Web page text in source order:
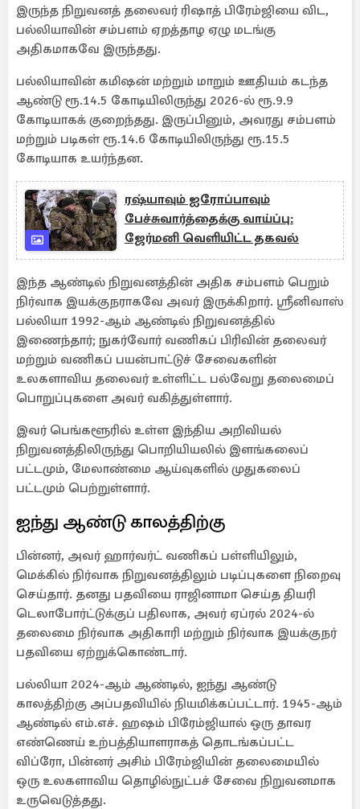
இருந்த நிறுவனத் தலைவர் ரிஷாத் பிரேம்ஜியை விட,
பல்லியாவின் சம்பளம் ஏறத்தாழ ஏழு மடங்கு
அதிகமாகவே இருந்தது.
பல்லியாவின் கமிஷன் மற்றும் மாறும் ஊதியம் கடந்த
ஆண்டு ரூ.14.5 கோடியிலிருந்து 2026-ல் ரூ.9.9
கோடியாகக் குறைந்தது. இருப்பினும், அவரது சம்பளம்
மற்றும் படிகள் ரூ.14.6 கோடியிலிருந்து ரூ.15.5
கோடியாக உயர்ந்தன.
ரஷ்யாவும் ஐரோப்பாவும்
பேச்சுவார்த்தைக்கு வாய்ப்பு:
ஜேர்மனி வெளியிட்ட தகவல்
இந்த ஆண்டில் நிறுவனத்தின் அதிக சம்பளம் பெறும்
நிர்வாக இயக்குநராகவே அவர் இருக்கிறார். ஸ்ரீனிவாஸ்
பல்லியா 1992-ஆம் ஆண்டில் நிறுவனத்தில்
இணைந்தார்; நுகர்வோர் வணிகப் பிரிவின் தலைவர்
மற்றும் வணிகப் பயன்பாட்டுச் சேவைகளின்
உலகளாவிய தலைவர் உள்ளிட்ட பல்வேறு தலைமைப்
பொறுப்புகளை அவர் வகித்துள்ளார்.
இவர் பெங்களூரில் உள்ள இந்திய அறிவியல்
நிறுவனத்திலிருந்து பொறியியலில் இளங்கலைப்
பட்டமும், மேலாண்மை ஆய்வுகளில் முதுகலைப்
பட்டமும் பெற்றுள்ளார்.
ஐந்து ஆண்டு காலத்திற்கு
பின்னர், அவர் ஹார்வர்ட் வணிகப் பள்ளியிலும்,
மெக்கில் நிர்வாக நிறுவனத்திலும் படிப்புகளை நிறைவு
செய்தார். தனது பதவியை ராஜினாமா செய்த தியரி
டெலாபோர்ட்டுக்குப் பதிலாக, அவர் ஏப்ரல் 2024-ல்
தலைமை நிர்வாக அதிகாரி மற்றும் நிர்வாக இயக்குநர்
பதவியை ஏற்றுக்கொண்டார்.
பல்லியா 2024-ஆம் ஆண்டில், ஐந்து ஆண்டு
காலத்திற்கு அப்பதவியில் நியமிக்கப்பட்டார். 1945-ஆம்
ஆண்டில் எம்.எச். ஹஷம் பிரேம்ஜியால் ஒரு தாவர
எண்ணெய் உற்பத்தியாளராகத் தொடங்கப்பட்ட
விப்ரோ, பின்னர் அசிம் பிரேம்ஜியின் தலைமையில்
ஒரு உலகளாவிய தொழில்நுட்பச் சேவை நிறுவனமாக
உருவெடுத்தது.